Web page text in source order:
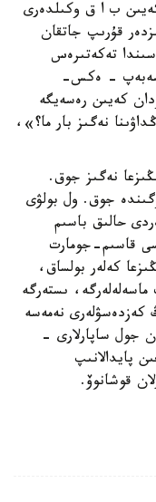
ب ا ق وكىلدەرى
قۇرىپ جاتقان
تەكەتىرەس
سەبەپ - ەكس-
كەيىن رەسەيگە
نەگىز بار ما؟»،
نەگىز جوق.
جوق. ول بولۋى
حالىق باسىم
قاسىم-جومارت
كەلەر بولساق،
ىستەرگە
كەزدەسۋلەرى نەمەسە
جول ساپارلارى -
پايدالانىپ
قوشانوۆ.